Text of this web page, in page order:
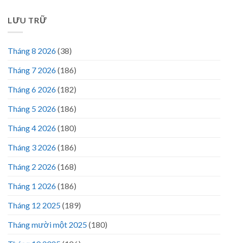
LƯU TRỮ
Tháng 8 2026(38)
Tháng 7 2026(186)
Tháng 6 2026(182)
Tháng 5 2026(186)
Tháng 4 2026(180)
Tháng 3 2026(186)
Tháng 2 2026(168)
Tháng 1 2026(186)
Tháng 12 2025(189)
Tháng mười một 2025(180)